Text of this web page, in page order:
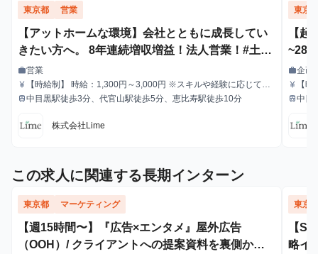
東京都 営業
【アットホームな環境】会社とともに成長してい
きたい方へ。 8年連続増収増益！法人営業！#土日
勤務OK#出勤時間自由
職種
work営業
給与
currency_yen
【時給制】 時給：1,300円～3,000円 ※スキルや経験に応じて昇
給します。 【月給制】 尚、フルコミットできる方は月給制もご
り毎月昇給の可能性あり ※年間の昇給平均額80,000円 <モデル月
収> 260,000円 /入社6ヶ月 330,000円 /入社1年 400,000円 /
最寄駅
train中目黒駅徒歩3分、代官山駅徒歩5分、恵比寿駅徒歩10分
株式会社Lime
東京
【
~28
＃マ
職種
work企画
給与
currency_yen
【
給します。 【月給制】 尚
り毎
収>
最寄駅
train中目
この求人に関連する長期インターン
東京都 マーケティング
【週15時間〜】『広告×エンタメ』屋外広告
（OOH）/ クライアントへの提案資料を裏側から
東京
【
略イ